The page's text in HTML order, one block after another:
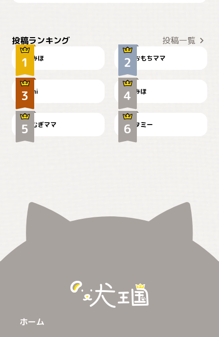
投稿ランキング 投稿一覧
みほ おもちママ
可愛い？
mi
見てるぞぉ
みほ
🌻とむぎ！
むぎママ
ドーベルマンのお友達邸に
て
タミー
ホーム